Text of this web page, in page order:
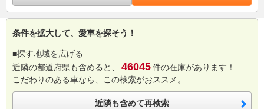
条件を拡大して、愛車を探そう！
■探す地域を広げる
近隣の都道府県も含めると、
46045件の在庫があります！
こだわりのある車なら、この検索がおススメ。
近隣も含めて再検索